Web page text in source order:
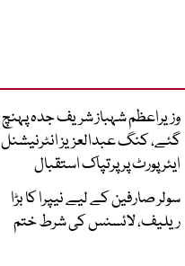
وزیراعظم شہباز شریف جدہ پہنچ
گئے، کنگ عبدالعزیز انٹرنیشنل
ایئر پورٹ پر پرتپاک استقبال
سولر صارفین کے لیے نیپرا کا بڑا
ریلیف، لائسنس کی شرط ختم